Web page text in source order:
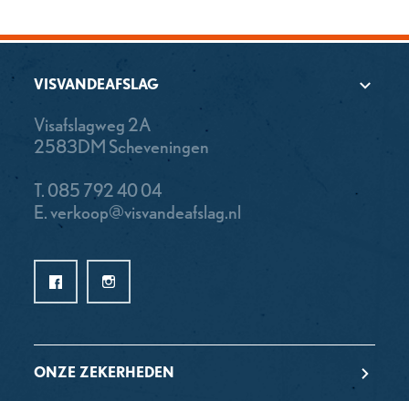
VISVANDEAFSLAG
Visafslagweg 2A
2583DM Scheveningen
T. 085 792 40 04
E.verkoop@visvandeafslag.nl
ONZE ZEKERHEDEN